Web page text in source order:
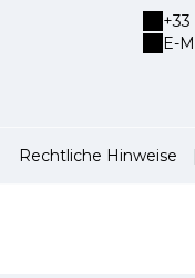
+33
E-
Rechtliche Hinweise |